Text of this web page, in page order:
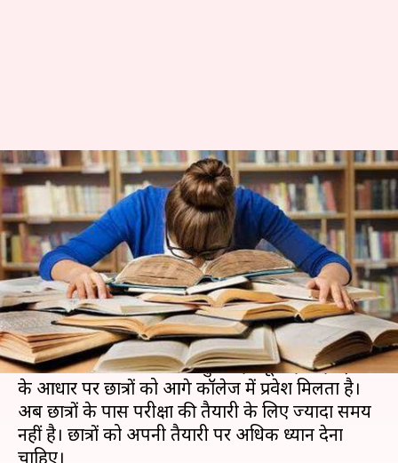
बोर्ड परीक्षाओं के लिए इन मोबाइल
ऐप्स से करें तैयारी, आएंगे अच्छे नंबर
लेखन मोना दीक्षित Dec 17, 2019 09:23 pm
क्या है खबर?
आगामी बोर्ड परीक्षा का समय पास आ गया है। फरवरी-
मार्च, 2020 से परीक्षाएं शुरू हो जाएंगी। किसी भी छात्र
के लिए बोर्ड परीक्षा के नंबर बहुत महत्वपूर्ण होते हैं। इसी
के आधार पर छात्रों को आगे कॉलेज में प्रवेश मिलता है।
अब छात्रों के पास परीक्षा की तैयारी के लिए ज्यादा समय
नहीं है। छात्रों को अपनी तैयारी पर अधिक ध्यान देना
चाहिए।